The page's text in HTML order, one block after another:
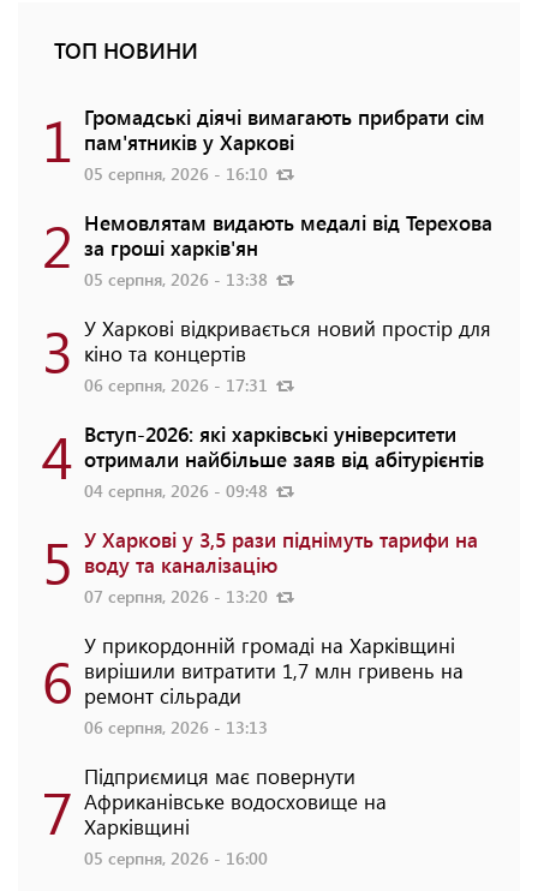
ТОП НОВИНИ
1 Громадські діячі вимагають прибрати сім
пам'ятників у Харкові
05 серпня, 2026 - 16:10
2 Немовлятам видають медалі від Терехова
за гроші харків'ян
05 серпня, 2026 - 13:38
3 У Харкові відкривається новий простір для
кіно та концертів
06 серпня, 2026 - 17:31
4 Вступ-2026: які харківські університети
отримали найбільше заяв від абітурієнтів
04 серпня, 2026 - 09:48
5 У Харкові у 3,5 рази піднімуть тарифи на
воду та каналізацію
07 серпня, 2026 - 13:20
6 У прикордонній громаді на Харківщині
вирішили витратити 1,7 млн гривень на
ремонт сільради
06 серпня, 2026 - 13:13
7 Підприємиця має повернути
Африканівське водосховище на
Харківщині
05 серпня, 2026 - 16:00